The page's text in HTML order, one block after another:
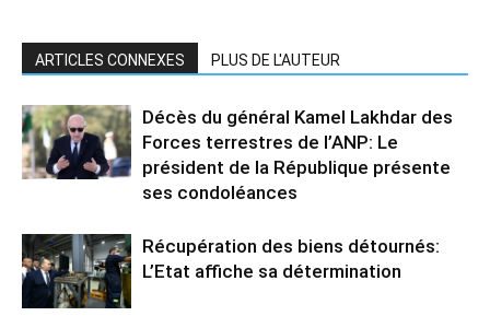
ARTICLES CONNEXES PLUS DE L'AUTEUR
Décès du général Kamel Lakhdar des
Forces terrestres de l’ANP: Le
président de la République présente
ses condoléances
Récupération des biens détournés:
L’Etat affiche sa détermination